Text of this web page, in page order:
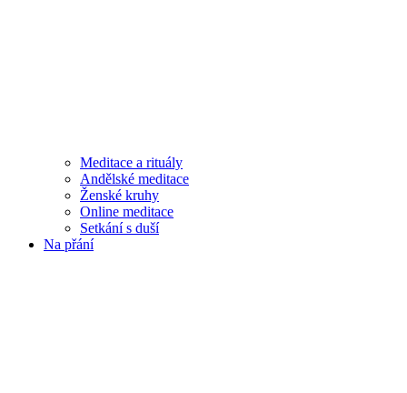
Meditace a rituály
Andělské meditace
Ženské kruhy
Online meditace
Setkání s duší
Na přání